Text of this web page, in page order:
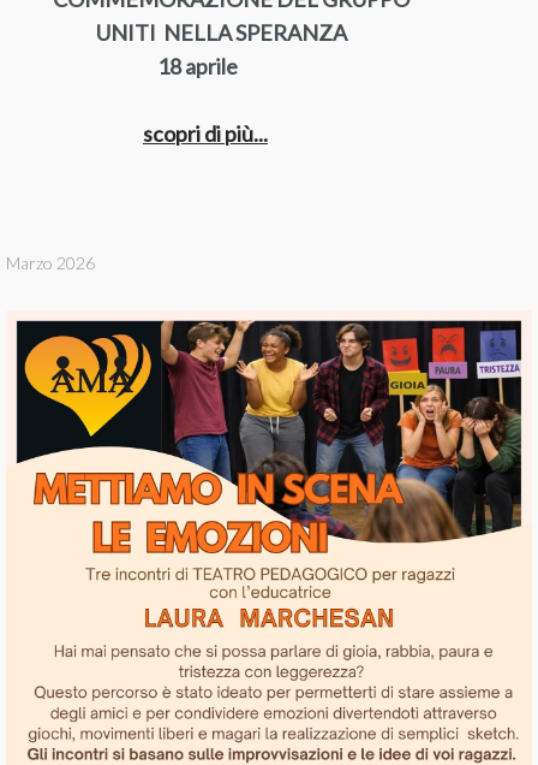
UNITI NELLA SPERANZA
18 aprile
scopri di più...
Marzo 2026